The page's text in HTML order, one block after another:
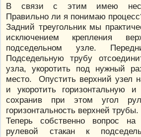
В связи с этим имею
Правильно ли я понимаю
Задний треугольник мы
исключением крепления
подседельном узле.
Подседельную трубу
узла, укоротить под нужный
место. Опустить верхний узел
и укоротить горизонтальную
сохранив при этом угол
горизонтальность верхней трубы.
Теперь собственно вопрос на
рулевой стакан к